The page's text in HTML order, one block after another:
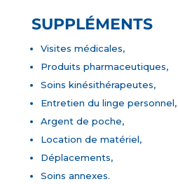
SUPPLÉMENTS
Visites médicales,
Produits pharmaceutiques,
Soins kinésithérapeutes,
Entretien du linge personnel,
Argent de poche,
Location de matériel,
Déplacements,
Soins annexes.